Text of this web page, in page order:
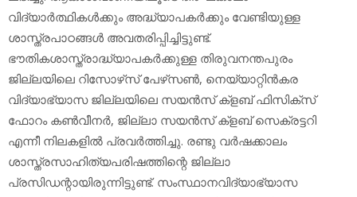
വിദ്യാര്‍ത്ഥികള്‍ക്കും അദ്ധ്യാപകര്‍ക്കും വേണ്ടിയുള്ള
ശാസ്ത്രപാഠങ്ങള്‍ അവതരിപ്പിച്ചിട്ടുണ്ട്.
ഭൗതികശാസ്ത്രാദ്ധ്യാപകര്‍ക്കുള്ള തിരുവനന്തപുരം
ജില്ലയിലെ റിസോഴ്‌സ് പേഴ്‌സണ്‍, നെയ്യാറ്റിന്‍കര
വിദ്യാഭ്യാസ ജില്ലയിലെ സയന്‍സ് ക്‌ളബ് ഫിസിക്‌സ്
ഫോറം കണ്‍വീനര്‍, ജില്ലാ സയന്‍സ് ക്‌ളബ് സെക്രട്ടറി
എന്നീ നിലകളില്‍ പ്രവര്‍ത്തിച്ചു. രണ്ടു വര്‍ഷക്കാലം
ശാസ്ത്രസാഹിത്യപരിഷത്തിന്റെ ജില്ലാ
പ്രസിഡന്റായിരുന്നിട്ടുണ്ട്. സംസ്ഥാനവിദ്യാഭ്യാസ